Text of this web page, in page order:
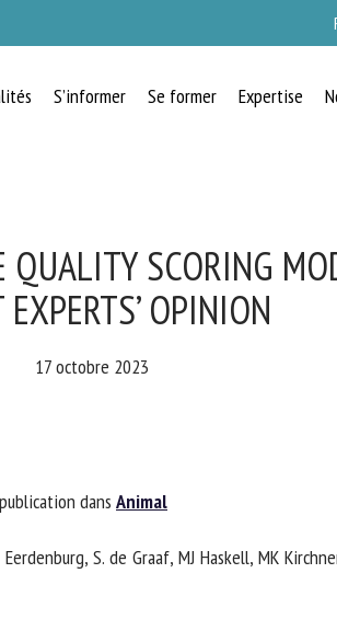
S’informer Se former Expertise
SCORING
OPINION
17 octobre 2023
dansAnimal
S. de Graaf, MJ Haskell, MK
ÊTRE ANIMAL
Prénom